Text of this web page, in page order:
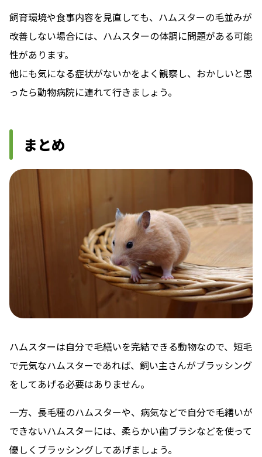
飼育環境や食事内容を見直しても、ハムスターの毛並みが
改善しない場合には、ハムスターの体調に問題がある可能
性があります。
他にも気になる症状がないかをよく観察し、おかしいと思
ったら動物病院に連れて行きましょう。
まとめ
ハムスターは自分で毛繕いを完結できる動物なので、短毛
で元気なハムスターであれば、飼い主さんがブラッシング
をしてあげる必要はありません。
一方、長毛種のハムスターや、病気などで自分で毛繕いが
できないハムスターには、柔らかい歯ブラシなどを使って
優しくブラッシングしてあげましょう。